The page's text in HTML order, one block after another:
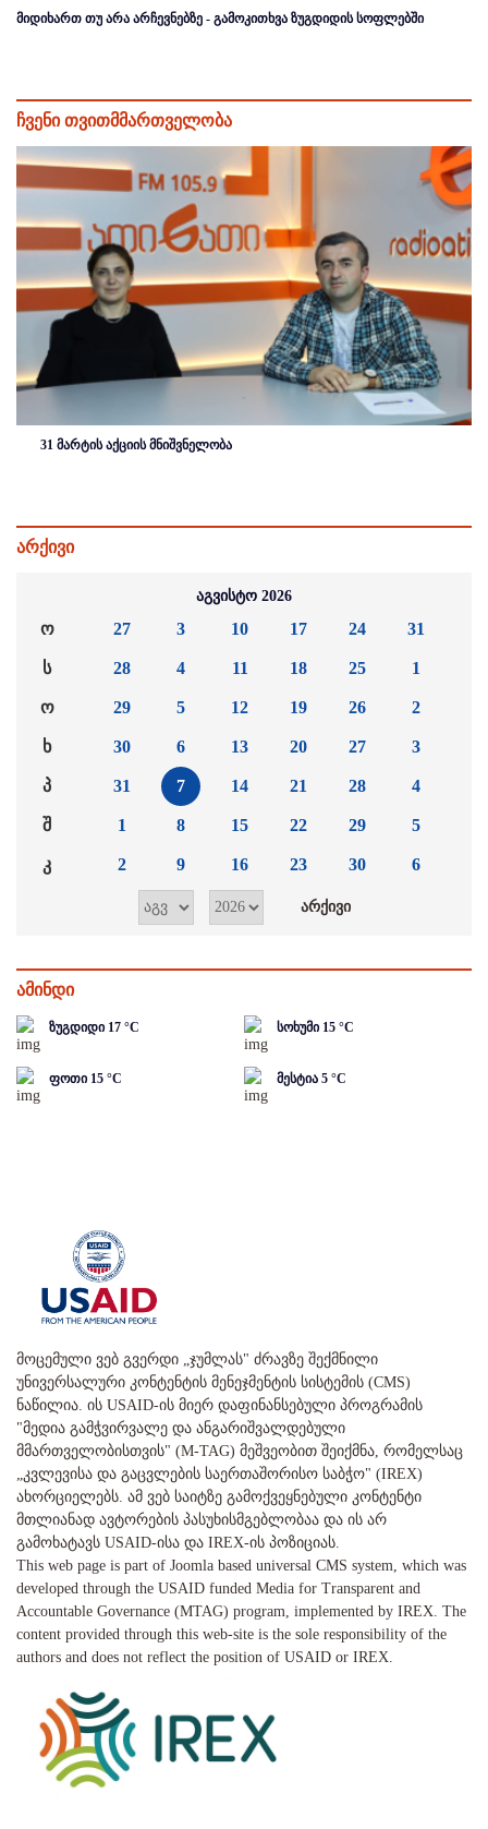
მიდიხართ თუ არა არჩევნებზე - გამოკითხვა ზუგდიდის სოფლებში
ჩვენი თვითმმართველობა
31 მარტის აქციის მნიშვნელობა
არქივი
აგვისტო 2026
ო
ს
ო
ხ
პ
შ
კ
27
28
29
30
31
1
2
3
4
5
6
7
8
9
10
11
12
13
14
15
16
17
18
19
20
21
22
23
24
25
26
27
28
29
30
31
1
2
3
4
5
6
ამინდი
ზუგდიდი 17 °C სოხუმი 15 °C
ფოთი 15 °C მესტია 5 °C
მოცემული ვებ გვერდი „ჯუმლას" ძრავზე შექმნილი
უნივერსალური კონტენტის მენეჯმენტის სისტემის (CMS)
ნაწილია. ის USAID-ის მიერ დაფინანსებული პროგრამის
"მედია გამჭვირვალე და ანგარიშვალდებული
მმართველობისთვის" (M-TAG) მეშვეობით შეიქმნა, რომელსაც
„კვლევისა და გაცვლების საერთაშორისო საბჭო" (IREX)
ახორციელებს. ამ ვებ საიტზე გამოქვეყნებული კონტენტი
მთლიანად ავტორების პასუხისმგებლობაა და ის არ
გამოხატავს USAID-ისა და IREX-ის პოზიციას.
This web page is part of Joomla based universal CMS system, which was
developed through the USAID funded Media for Transparent and
Accountable Governance (MTAG) program, implemented by IREX. The
content provided through this web-site is the sole responsibility of the
authors and does not reflect the position of USAID or IREX.